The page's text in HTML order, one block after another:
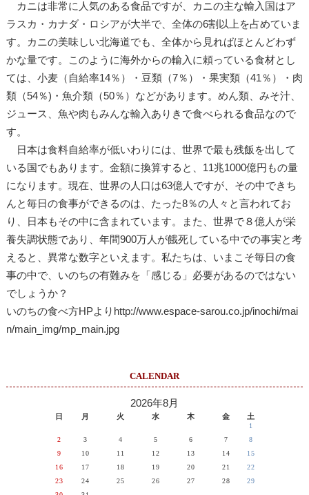
カニは非常に人気のある食品ですが、カニの主な輸入国はア
ラスカ・カナダ・ロシアが大半で、全体の6割以上を占めていま
す。カニの美味しい北海道でも、全体から見ればほとんどわず
かな量です。このように海外からの輸入に頼っている食材とし
ては、小麦（自給率14％）・豆類（7％）・果実類（41％）・肉
類（54％)・魚介類（50％）などがあります。めん類、みそ汁、
ジュース、魚や肉もみんな輸入ありきで食べられる食品なので
す。
日本は食料自給率が低いわりには、世界で最も残飯を出して
いる国でもあります。金額に換算すると、11兆1000億円もの量
になります。現在、世界の人口は63億人ですが、その中できち
んと毎日の食事ができるのは、たった8％の人々と言われてお
り、日本もその中に含まれています。また、世界で８億人が栄
養失調状態であり、年間900万人が餓死している中での事実と考
えると、異常な数字といえます。私たちは、いまこそ毎日の食
事の中で、いのちの有難みを「感じる」必要があるのではない
でしょうか？
いのちの食べ方HPよりhttp://www.espace-sarou.co.jp/inochi/mai
n/main_img/mp_main.jpg
CALENDAR
2026年8月
日 月 火 水 木 金 土
1
2
3 4 5 6 7
8
9
10 11 12 13 14
15
16
17 18 19 20 21
22
23
24 25 26 27 28
29